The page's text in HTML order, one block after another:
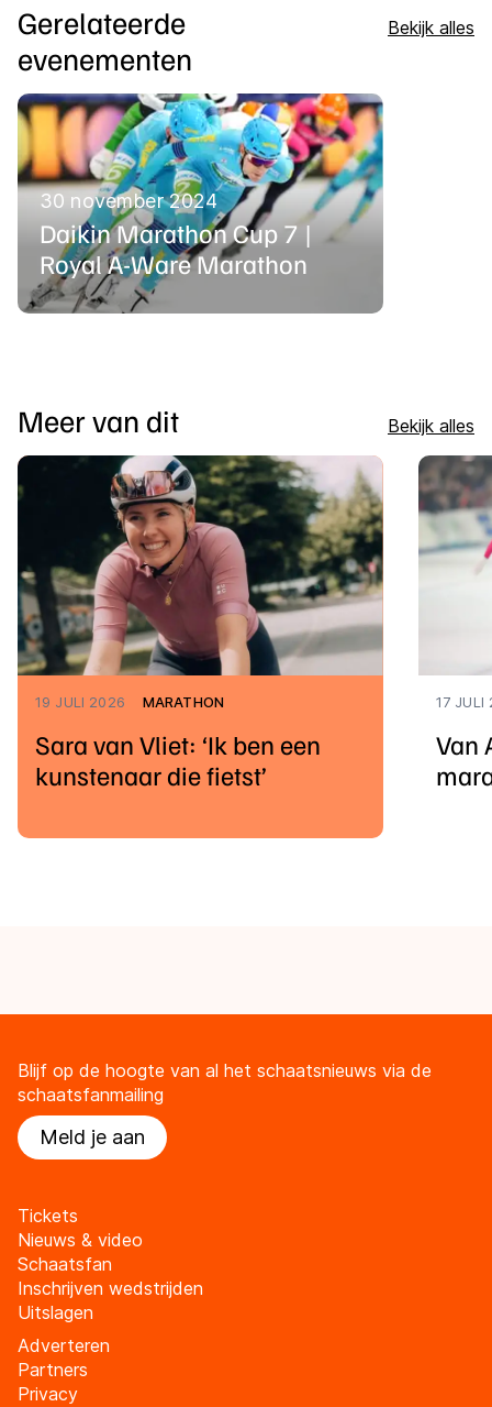
Gerelateerde
evenementen
Bekijk alles
30 november 2024
Daikin Marathon Cup 7 |
Royal A-Ware Marathon
Meer van dit Bekijk alles
19 JULI 2026 MARATHON
Sara van Vliet: ‘Ik ben een
kunstenaar die fietst’
17 JULI
Van
Blijf op de hoogte van al het schaatsnieuws via de
schaatsfanmailing
Meld je aan
Tickets
Nieuws & video
Schaatsfan
Inschrijven wedstrijden
Uitslagen
Adverteren
Partners
Privacy